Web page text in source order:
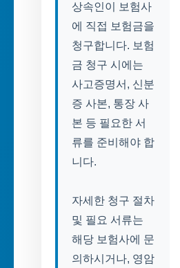
상속인이 보험사
에 직접 보험금을
청구합니다. 보험
금 청구 시에는
사고증명서, 신분
증 사본, 통장 사
본 등 필요한 서
류를 준비해야 합
니다.
자세한 청구 절차
및 필요 서류는
해당 보험사에 문
의하시거나, 영암